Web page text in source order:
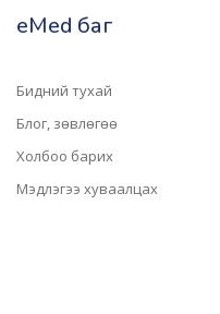
eMed баг
Бидний тухай
Блог, зөвлөгөө
Холбоо барих
Мэдлэгээ хуваалцах